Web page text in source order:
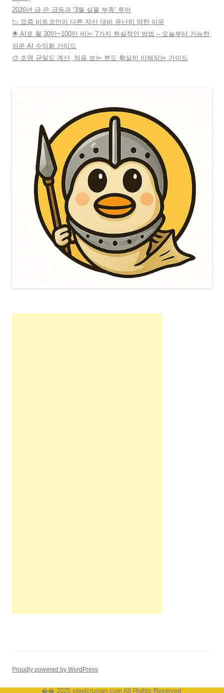
2026년 금·은 급등과 ‘3월 실물 부족’ 루머
📉 요즘 비트코인이 다른 자산 대비 유난히 약한 이유
🌟 AI로 월 30만~100만 버는 7가지 현실적인 방법 – 오늘부터 가능한,
쉬운 AI 수익화 가이드
🎨 조명 균일도 계산, 처음 보는 분도 확실히 이해되는 가이드
Proudly powered by WordPress
�� 2025 steelcrucian.com All Rights Reserved.